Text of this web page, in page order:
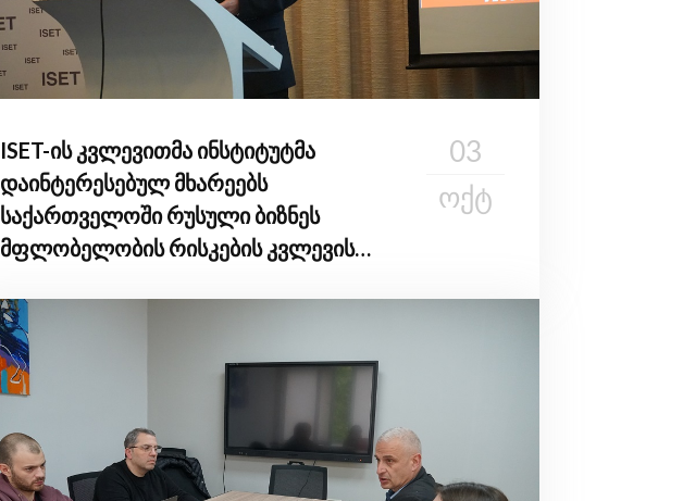
ISET-ის კვლევითმა ინსტიტუტმა
დაინტერესებულ მხარეებს
საქართველოში რუსული ბიზნეს
მფლობელობის რისკების კვლევის
03
ᲝᲥᲢ